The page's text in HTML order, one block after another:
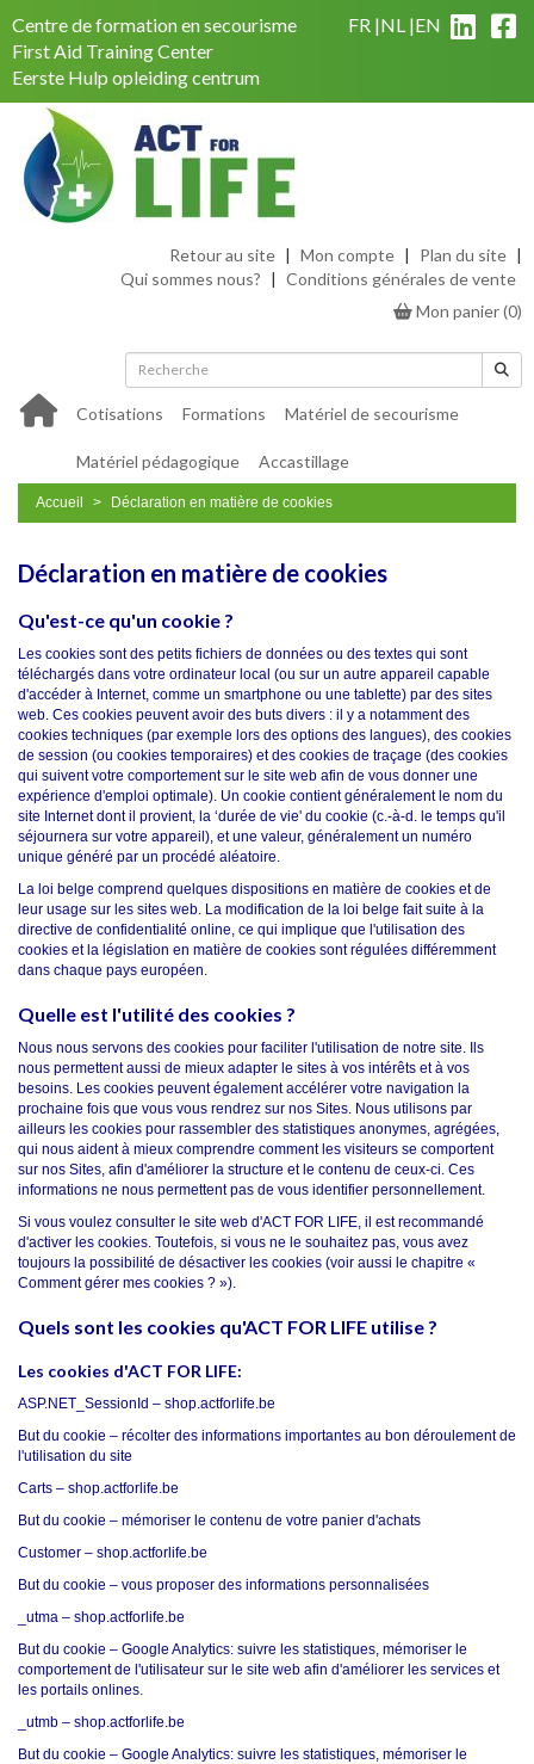
Centre de formation en secourisme
First Aid Training Center
Eerste Hulp opleiding centrum
FR NL EN
Retour au site | Mon compte | Plan du site |
Qui sommes nous? | Conditions générales de vente
Mon panier(0)
Cotisations Formations Matériel de secourisme
Matériel pédagogique Accastillage
Accueil Déclaration en matière de cookies
Déclaration en matière de cookies
Qu'est-ce qu'un cookie ?
Les cookies sont des petits fichiers de données ou des textes qui sont
téléchargés dans votre ordinateur local (ou sur un autre appareil capable
d'accéder à Internet, comme un smartphone ou une tablette) par des sites
web. Ces cookies peuvent avoir des buts divers : il y a notamment des
cookies techniques (par exemple lors des options des langues), des cookies
de session (ou cookies temporaires) et des cookies de traçage (des cookies
qui suivent votre comportement sur le site web afin de vous donner une
expérience d'emploi optimale). Un cookie contient généralement le nom du
site Internet dont il provient, la ‘durée de vie' du cookie (c.-à-d. le temps qu'il
séjournera sur votre appareil), et une valeur, généralement un numéro
unique généré par un procédé aléatoire.
La loi belge comprend quelques dispositions en matière de cookies et de
leur usage sur les sites web. La modification de la loi belge fait suite à la
directive de confidentialité online, ce qui implique que l'utilisation des
cookies et la législation en matière de cookies sont régulées différemment
dans chaque pays européen.
Quelle est l'utilité des cookies ?
Nous nous servons des cookies pour faciliter l'utilisation de notre site. Ils
nous permettent aussi de mieux adapter le sites à vos intérêts et à vos
besoins. Les cookies peuvent également accélérer votre navigation la
prochaine fois que vous vous rendrez sur nos Sites. Nous utilisons par
ailleurs les cookies pour rassembler des statistiques anonymes, agrégées,
qui nous aident à mieux comprendre comment les visiteurs se comportent
sur nos Sites, afin d'améliorer la structure et le contenu de ceux-ci. Ces
informations ne nous permettent pas de vous identifier personnellement.
Si vous voulez consulter le site web d'ACT FOR LIFE, il est recommandé
d'activer les cookies. Toutefois, si vous ne le souhaitez pas, vous avez
toujours la possibilité de désactiver les cookies (voir aussi le chapitre «
Comment gérer mes cookies ? »).
Quels sont les cookies qu'ACT FOR LIFE utilise ?
Les cookies d'ACT FOR LIFE:
ASP.NET_SessionId – shop.actforlife.be
But du cookie – récolter des informations importantes au bon déroulement de
l'utilisation du site
Carts – shop.actforlife.be
But du cookie – mémoriser le contenu de votre panier d'achats
Customer – shop.actforlife.be
But du cookie – vous proposer des informations personnalisées
_utma – shop.actforlife.be
But du cookie – Google Analytics: suivre les statistiques, mémoriser le
comportement de l'utilisateur sur le site web afin d'améliorer les services et
les portails onlines.
_utmb – shop.actforlife.be
But du cookie – Google Analytics: suivre les statistiques, mémoriser le